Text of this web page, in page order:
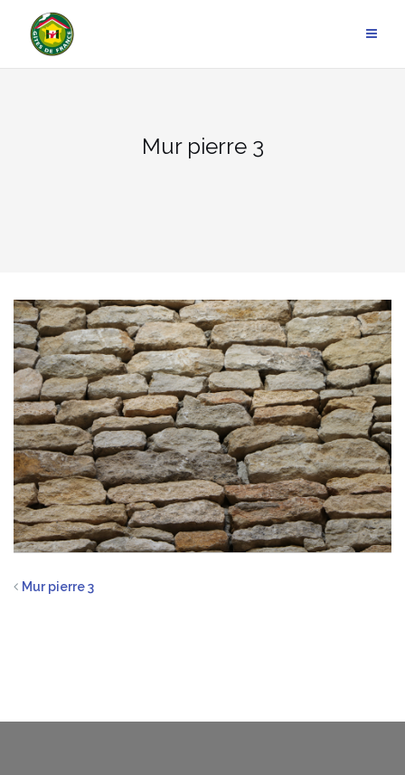
contenu
Mur pierre 3
Mur pierre 3